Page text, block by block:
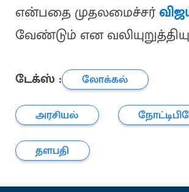
என்பதை முதலமைச்சர்
வேண்டும் என
டேக்ஸ் :
லோக்கல்
அரசியல்
தளபதி